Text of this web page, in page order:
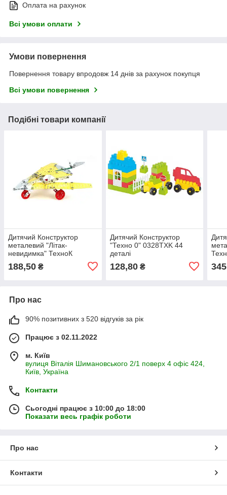
Оплата на рахунок
Всі умови оплати
Умови повернення
Повернення товару впродовж 14 днів за рахунок покупця
Всі умови повернення
Подібні товари компанії
Дитячий Конструктор
металевий "Літак-
невидимка" ТехноК
188,50 ₴
Дитячий Конструктор
"Техно 0" 0328TXK 44
деталі
128,80₴
Про нас
90% позитивних з 520 відгуків за рік
Працює з 02.11.2022
м. Київ
вулиця Віталія Шимановського 2/1 поверх 4 офіс 424,
Київ, Україна
Контакти
Сьогодні працює з 10:00 до 18:00
Показати весь графік роботи
Про нас
Контакти